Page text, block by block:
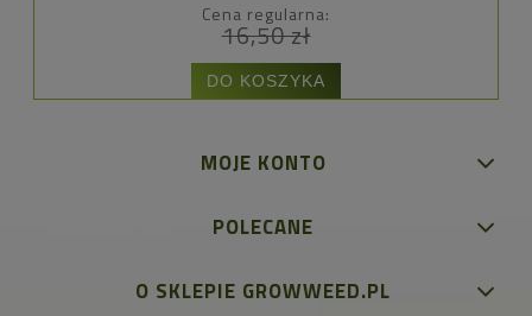
Cena regularna:
16,50 zł
DO KOSZYKA
MOJE KONTO
POLECANE
O SKLEPIE GROWWEED.PL